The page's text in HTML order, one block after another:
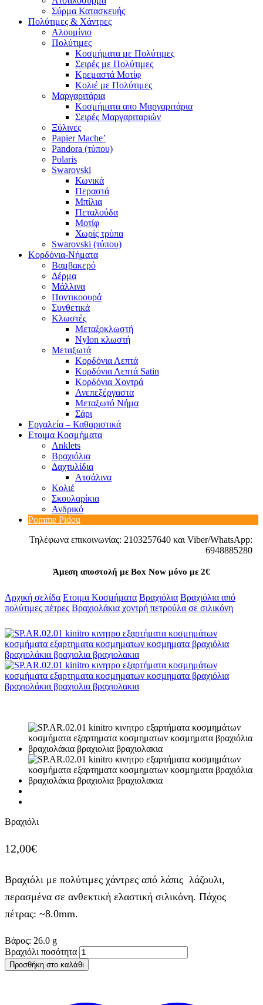
Σύρμα Κατασκευής
Πολύτιμες & Χάντρες
Αλουμίνιο
Πολύτιμες
Κοσμήματα με Πολύτιμες
Σειρές με Πολύτιμες
Κρεμαστά Μοτίφ
Κολιέ με Πολύτιμες
Μαργαριτάρια
Κοσμήματα απο Μαργαριτάρια
Σειρές Μαργαριταριών
Ξύλινες
Papier Mache’
Pandora (τύπου)
Polaris
Swarovski
Κωνικά
Περαστά
Μπίλια
Πεταλούδα
Μοτίφ
Χωρίς τρύπα
Swarovski (τύπου)
Κορδόνια-Νήματα
Βαμβακερό
Δέρμα
Μάλλινα
Ποντικοουρά
Συνθετικά
Κλωστές
Μεταξοκλωστή
Nylon κλωστή
Μεταξωτά
Κορδόνια Λεπτά
Κορδόνια Λεπτά Satin
Κορδόνια Χοντρά
Ανεπεξέργαστα
Μεταξωτό Νήμα
Σάρι
Εργαλεία – Καθαριστικά
Ετοιμα Κοσμήματα
Anklets
Βραχιόλια
Δαχτυλίδια
Ατσάλινα
Κολιέ
Σκουλαρίκια
Ανδρικό
Pomme Pidou
Τηλέφωνα επικοινωνίας: 2103257640 και Viber/WhatsApp:
6948885280
Άμεση αποστολή με Box Now μόνο με 2€
Αρχική σελίδα Ετοιμα Κοσμήματα Βραχιόλια Βραχιόλια από
πολύτιμες πέτρες Βραχιολάκια χοντρή πετρούλα σε σιλικόνη
Βραχιόλι
12,00€
Βραχιόλι με πολύτιμες χάντρες από λάπις λάζουλι,
περασμένα σε ανθεκτική ελαστική σιλικόνη. Πάχος
πέτρας: ~8.0mm.
Βάρος: 26.0 g
Βραχιόλι ποσότητα
Προσθήκη στο καλάθι